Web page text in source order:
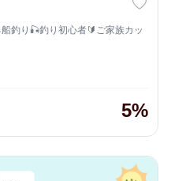
釣り🎣釣り初心者🔰ご家族カッ
5%